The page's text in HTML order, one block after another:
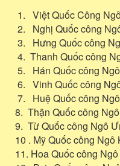
1. Việt Quốc Công Ngô
2. Nghị Quốc công
3. Hưng Quốc công
4. Thanh Quốc công
5. Hán Quốc công Ngô
6. Vinh Quốc công Ngô
7. Huệ Quốc công Ngô
8. Thận Quốc công Ngô
9. Từ Quốc công Ngô
10 . Mỹ Quốc công Ngô
11. Hoa Quốc công Ngô